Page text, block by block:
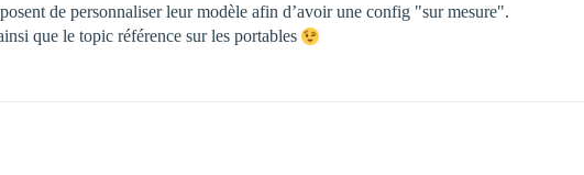
de personnaliser leur modèle afin d’avoir une config "sur mesure".
que le topic référence sur les portables